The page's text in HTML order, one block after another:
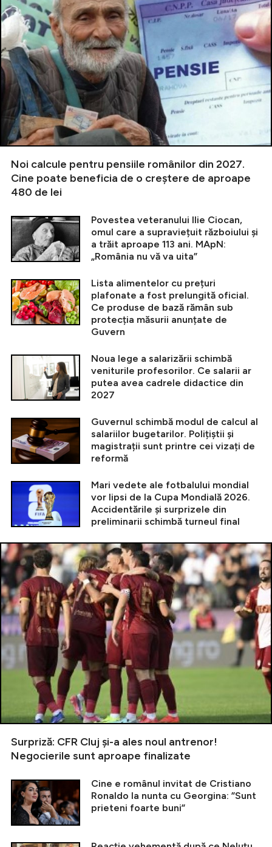
Noi calcule pentru pensiile românilor din 2027.
Cine poate beneficia de o creștere de aproape
480 de lei
Povestea veteranului Ilie Ciocan,
omul care a supraviețuit războiului și
a trăit aproape 113 ani. MApN:
„România nu vă va uita”
Lista alimentelor cu prețuri
plafonate a fost prelungită oficial.
Ce produse de bază rămân sub
protecția măsurii anunțate de
Guvern
Noua lege a salarizării schimbă
veniturile profesorilor. Ce salarii ar
putea avea cadrele didactice din
2027
Guvernul schimbă modul de calcul al
salariilor bugetarilor. Polițiștii și
magistrații sunt printre cei vizați de
reformă
Mari vedete ale fotbalului mondial
vor lipsi de la Cupa Mondială 2026.
Accidentările și surprizele din
preliminarii schimbă turneul final
Surpriză: CFR Cluj și-a ales noul antrenor!
Negocierile sunt aproape finalizate
Cine e românul invitat de Cristiano
Ronaldo la nunta cu Georgina: ”Sunt
prieteni foarte buni”